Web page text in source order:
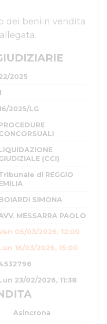
dei beniin vendita
2025
2025/LG
(CCI)
di REGGIO
SIMONA
MESSARRA PAOLO
06/03/2026, 12:00
16/03/2026, 15:00
23/02/2026, 11:38
Asincrona